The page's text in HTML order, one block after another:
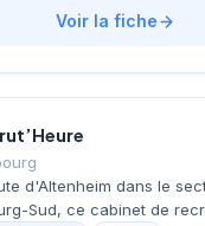
et niveaux. Forte
de rémunérations et
Voir la fiche
d'Altenheim dans le
Sud, ce cabinet de